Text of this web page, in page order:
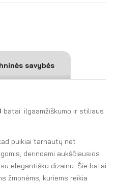
savybės
batai: ilgaamžiškumo ir stiliaus
puikiai tarnautų net
derindami aukščiausios
elegantišku dizainu. Šie batai
žmonėms, kuriems reikia